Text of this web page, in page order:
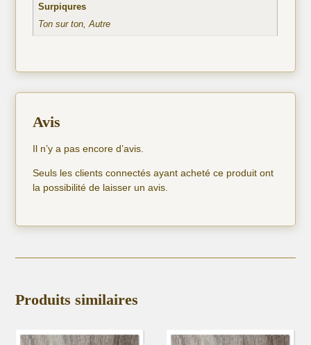
Surpiqures
Ton sur ton, Autre
Avis
Il n’y a pas encore d’avis.
Seuls les clients connectés ayant acheté ce produit ont
la possibilité de laisser un avis.
Produits similaires